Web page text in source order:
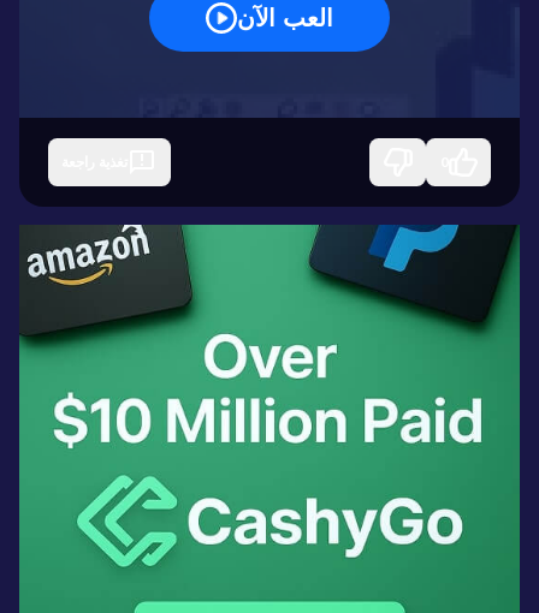
العب الآن